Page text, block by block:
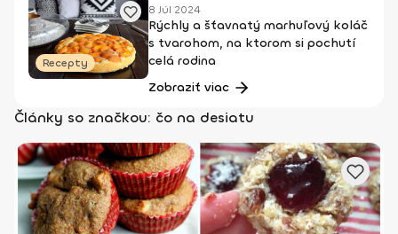
Recepty
8 Júl 2024
Rýchly a šťavnatý marhuľový koláč
s tvarohom, na ktorom si pochutí
celá rodina
Zobraziť viac
Články so značkou: čo na desiatu